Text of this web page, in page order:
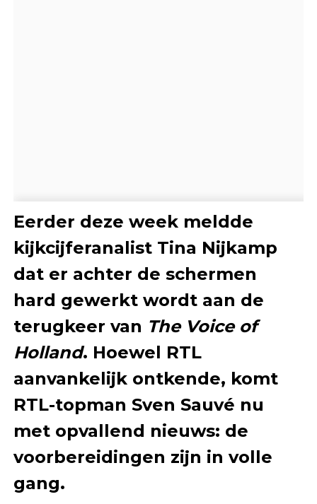
Eerder deze week meldde
kijkcijferanalist Tina Nijkamp
dat er achter de schermen
hard gewerkt wordt aan de
terugkeer van The Voice of
Holland. Hoewel RTL
aanvankelijk ontkende, komt
RTL-topman Sven Sauvé nu
met opvallend nieuws: de
voorbereidingen zijn in volle
gang.